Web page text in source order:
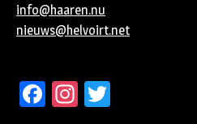
info@haaren.nu
nieuws@helvoirt.net
Facebook
Instagram